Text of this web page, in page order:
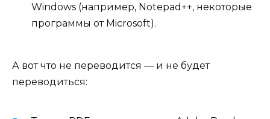
Windows (например, Notepad++, некоторые
программы от Microsoft).
А вот что не переводится — и не будет
переводиться: